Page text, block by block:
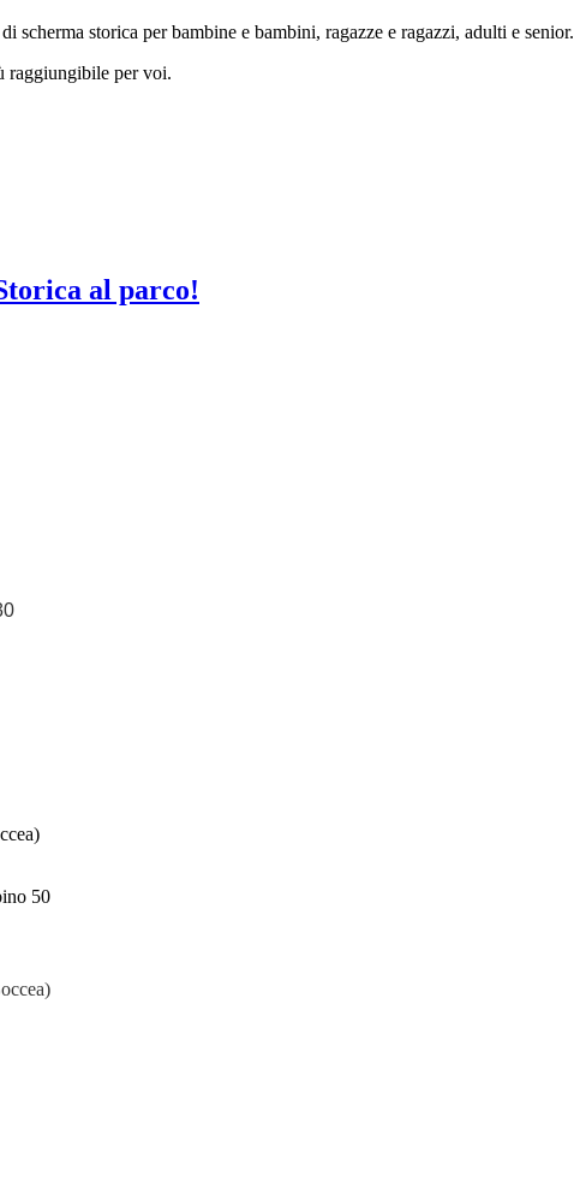
scherma storica per bambine e bambini, ragazze e ragazzi, adulti e senior.
raggiungibile per voi.
al parco!
50